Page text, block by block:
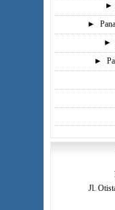
►
►
►
►
Jl.